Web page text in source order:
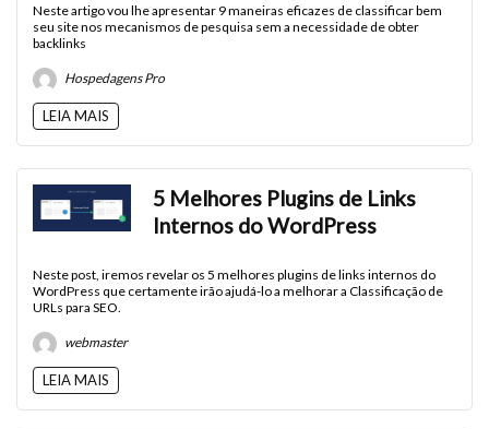
Neste artigo vou lhe apresentar 9 maneiras eficazes de classificar bem
seu site nos mecanismos de pesquisa sem a necessidade de obter
backlinks
Hospedagens Pro
LEIA MAIS
5 Melhores Plugins de Links
Internos do WordPress
Neste post, iremos revelar os 5 melhores plugins de links internos do
WordPress que certamente irão ajudá-lo a melhorar a Classificação de
URLs para SEO.
webmaster
LEIA MAIS